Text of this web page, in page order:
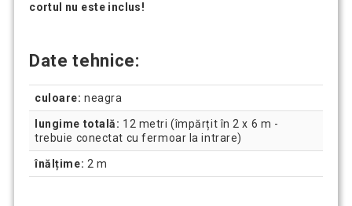
cortul nu este inclus!
Date tehnice:
culoare: neagra
lungime totală: 12 metri (împărțit în 2 x 6 m -
trebuie conectat cu fermoar la intrare)
înălțime: 2 m